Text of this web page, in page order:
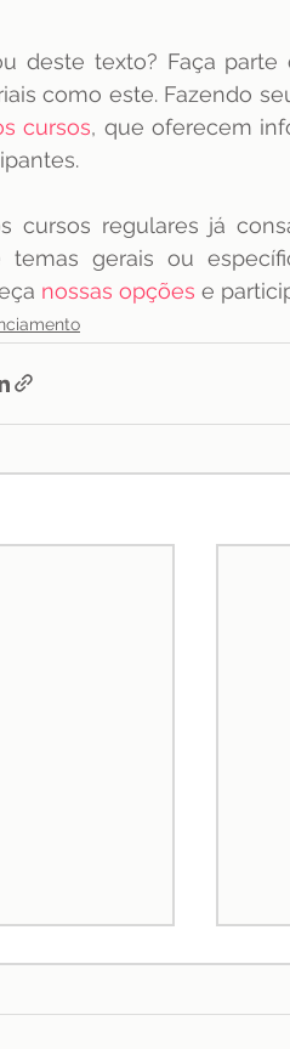
deste texto? Faça parte
cursos, que oferecem
cursos regulares já
temas gerais ou
nossas opções e